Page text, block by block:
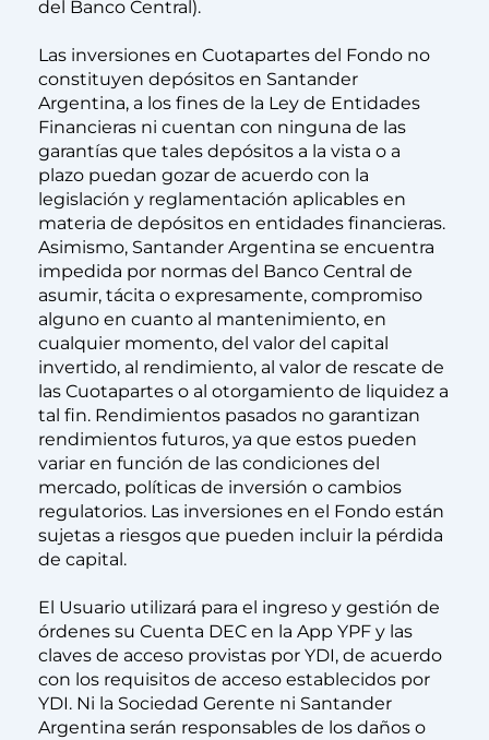
del Banco Central).
Las inversiones en Cuotapartes del Fondo no
constituyen depósitos en Santander
Argentina, a los fines de la Ley de Entidades
Financieras ni cuentan con ninguna de las
garantías que tales depósitos a la vista o a
plazo puedan gozar de acuerdo con la
legislación y reglamentación aplicables en
materia de depósitos en entidades financieras.
Asimismo, Santander Argentina se encuentra
impedida por normas del Banco Central de
asumir, tácita o expresamente, compromiso
alguno en cuanto al mantenimiento, en
cualquier momento, del valor del capital
invertido, al rendimiento, al valor de rescate de
las Cuotapartes o al otorgamiento de liquidez a
tal fin. Rendimientos pasados no garantizan
rendimientos futuros, ya que estos pueden
variar en función de las condiciones del
mercado, políticas de inversión o cambios
regulatorios. Las inversiones en el Fondo están
sujetas a riesgos que pueden incluir la pérdida
de capital.
El Usuario utilizará para el ingreso y gestión de
órdenes su Cuenta DEC en la App YPF y las
claves de acceso provistas por YDI, de acuerdo
con los requisitos de acceso establecidos por
YDI. Ni la Sociedad Gerente ni Santander
Argentina serán responsables de los daños o